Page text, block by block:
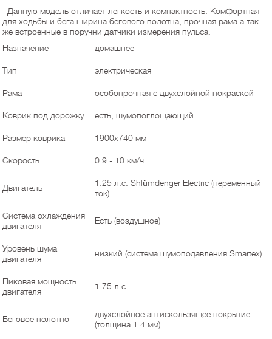
Данную модель отличает легкость и компактность. Комфортная
для ходьбы и бега ширина бегового полотна, прочная рама а так
же встроенные в поручни датчики измерения пульса.
Назначение
домашнее
Тип электрическая
Рама особопрочная с двухслойной покраской
Коврик под дорожку есть, шумопоглощающий
Размер коврика 1900х740 мм
Скорость 0.9 - 10 км/ч
Двигатель
1.25 л.с. Shlümdenger Electric (переменный
ток)
Система охлаждения
двигателя
Есть (воздушное)
Уровень шума
двигателя
низкий (система шумоподавления Smartex)
Пиковая мощность
двигателя
1.75 л.с.
Беговое полотно
двухслойное антискользящее покрытие
(толщина 1.4 мм)